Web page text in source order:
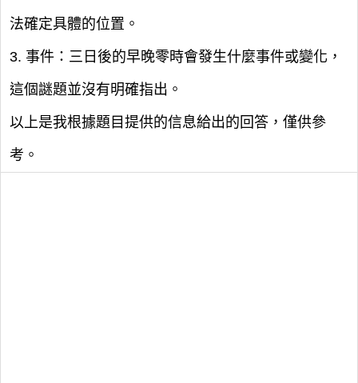
法確定具體的位置。
3. 事件：三日後的早晚零時會發生什麼事件或變化，
這個謎題並沒有明確指出。
以上是我根據題目提供的信息給出的回答，僅供參
考。